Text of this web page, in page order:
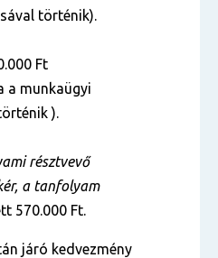
történik).
Ft
a munkaügyi
).
résztvevő
a tanfolyam
570.000 Ft.
járó kedvezmény